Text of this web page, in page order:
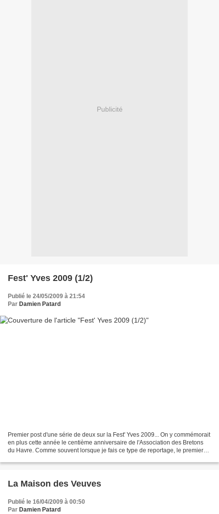
Publicité
Fest' Yves 2009 (1/2)
Publié le 24/05/2009 à 21:54
Par Damien Patard
Premier post d'une série de deux sur la Fest' Yves 2009... On y commémorait
en plus cette année le centième anniversaire de l'Association des Bretons
du Havre. Comme souvent lorsque je fais ce type de reportage, le premier
La Maison des Veuves
Publié le 16/04/2009 à 00:50
Par Damien Patard